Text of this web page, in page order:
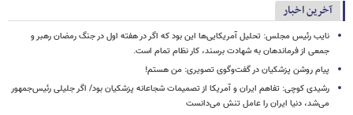
آخرین اخبار
نایب رئیس مجلس: تحلیل آمریکایی‌ها این بود که اگر در هفته اول در جنگ رمضان رهبر و
جمعی از فرماندهان به شهادت برسند، کار نظام تمام است.
پیام روشن پزشکیان در گفت‌وگوی تصویری: من هستم!
رشیدی کوچی: تفاهم ایران و آمریکا از تصمیمات شجاعانه پزشکیان بود/ اگر جلیلی رئیس‌جمهور
می‌شد، دنیا ایران را عامل تنش می‌دانست